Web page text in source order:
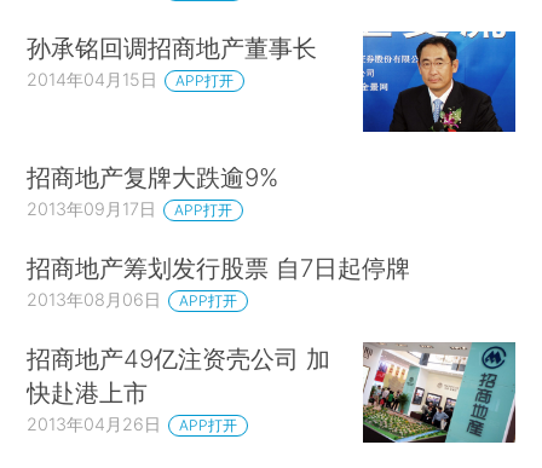
孙承铭回调招商地产董事长
2014年04月15日 APP打开
招商地产复牌大跌逾9%
2013年09月17日 APP打开
招商地产筹划发行股票 自7日起停牌
2013年08月06日 APP打开
招商地产49亿注资壳公司 加
快赴港上市
2013年04月26日 APP打开